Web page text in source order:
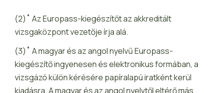
(2) * Az Europass-kiegészítőt az akkreditált
vizsgaközpont vezetője írja alá.
(3) * A magyar és az angol nyelvű Europass-
kiegészítő ingyenesen és elektronikus formában, a
vizsgázó külön kérésére papíralapú iratként kerül
kiadásra. A magyar és az angol nyelvtől eltérő más